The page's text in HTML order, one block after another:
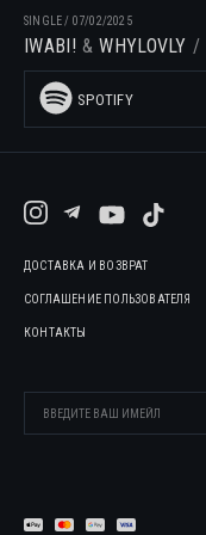
SINGLE/ 07/02/2025
IWABI! WHYLOVLY
SPOTIFY
ДОСТАВКА И ВОЗВРАТ
СОГЛАШЕНИЕ ПОЛЬЗОВАТЕЛЯ
КОНТАКТЫ